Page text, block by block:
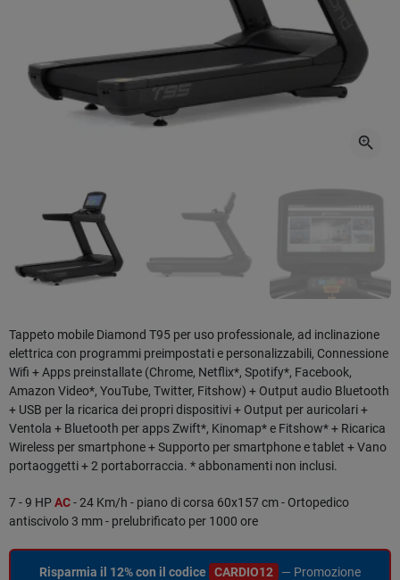
zoom_in
Tappeto mobile Diamond T95 per uso professionale, ad inclinazione
elettrica con programmi preimpostati e personalizzabili, Connessione
Wifi + Apps preinstallate (Chrome, Netflix*, Spotify*, Facebook,
Amazon Video*, YouTube, Twitter, Fitshow) + Output audio Bluetooth
+ USB per la ricarica dei propri dispositivi + Output per auricolari +
Ventola + Bluetooth per apps Zwift*, Kinomap* e Fitshow* + Ricarica
Wireless per smartphone + Supporto per smartphone e tablet + Vano
portaoggetti + 2 portaborraccia. * abbonamenti non inclusi.
7 - 9 HPAC- 24 Km/h - piano di corsa 60x157 cm - Ortopedico
antiscivolo 3 mm - prelubrificato per 1000 ore
Risparmia il 12% con il codice CARDIO12
— Promozione